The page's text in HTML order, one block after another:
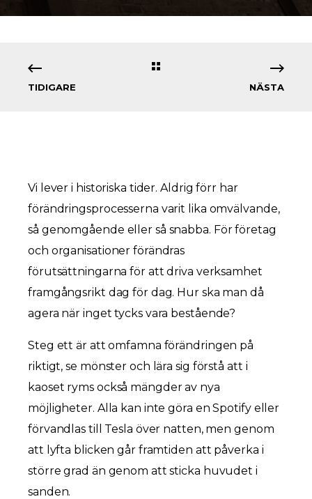
TIDIGARE NÄSTA
Vi lever i historiska tider. Aldrig förr har
förändringsprocesserna varit lika omvälvande,
så genomgående eller så snabba. För företag
och organisationer förändras
förutsättningarna för att driva verksamhet
framgångsrikt dag för dag. Hur ska man då
agera när inget tycks vara bestående?
Steg ett är att omfamna förändringen på
riktigt, se mönster och lära sig förstå att i
kaoset ryms också mängder av nya
möjligheter. Alla kan inte göra en Spotify eller
förvandlas till Tesla över natten, men genom
att lyfta blicken går framtiden att påverka i
större grad än genom att sticka huvudet i
sanden.